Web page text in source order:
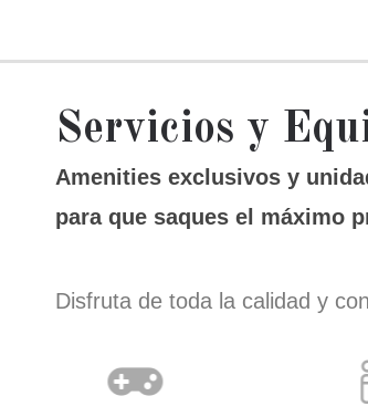
Servicios y
Amenities exclusivos y
para que saques el máximo
Disfruta de toda la calidad y